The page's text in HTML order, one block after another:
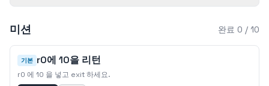
미션 완료 0 / 10
기본 r0에 10을 리턴
r0 에 10 을 넣고 exit 하세요.